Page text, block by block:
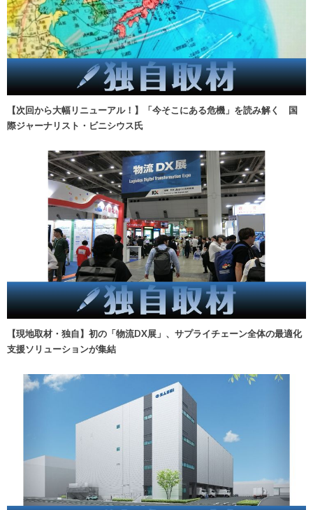
【次回から大幅リニューアル！】「今そこにある危機」を読み解く 国
際ジャーナリスト・ビニシウス氏
【現地取材・独自】初の「物流DX展」、サプライチェーン全体の最適化
支援ソリューションが集結